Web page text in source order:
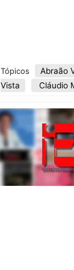
Tópicos Abraão
Vista
Cláudio